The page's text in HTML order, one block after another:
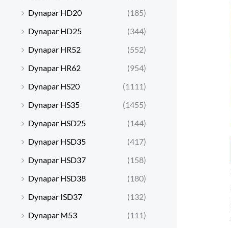
Dynapar HD20
(185)
Dynapar HD25
(344)
Dynapar HR52
(552)
Dynapar HR62
(954)
Dynapar HS20
(1111)
Dynapar HS35
(1455)
Dynapar HSD25
(144)
Dynapar HSD35
(417)
Dynapar HSD37
(158)
Dynapar HSD38
(180)
Dynapar ISD37
(132)
Dynapar M53
(111)